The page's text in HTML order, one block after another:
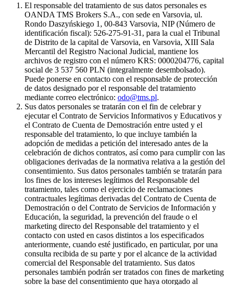
El responsable del tratamiento de sus datos personales es
OANDA TMS Brokers S.A., con sede en Varsovia, ul.
Rondo Daszyńskiego 1, 00-843 Varsovia, NIP (Número de
identificación fiscal): 526-275-91-31, para la cual el Tribunal
de Distrito de la capital de Varsovia, en Varsovia, XIII Sala
Mercantil del Registro Nacional Judicial, mantiene los
archivos de registro con el número KRS: 0000204776, capital
social de 3 537 560 PLN (integralmente desembolsado).
Puede ponerse en contacto con el responsable de protección
de datos designado por el responsable del tratamiento
mediante correo electrónico: odo@tms.pl.
Sus datos personales se tratarán con el fin de celebrar y
ejecutar el Contrato de Servicios Informativos y Educativos y
el Contrato de Cuenta de Demostración entre usted y el
responsable del tratamiento, lo que incluye también la
adopción de medidas a petición del interesado antes de la
celebración de dichos contratos, así como para cumplir con las
obligaciones derivadas de la normativa relativa a la gestión del
consentimiento. Sus datos personales también se tratarán para
los fines de los intereses legítimos del Responsable del
tratamiento, tales como el ejercicio de reclamaciones
contractuales legítimas derivadas del Contrato de Cuenta de
Demostración o del Contrato de Servicios de Información y
Educación, la seguridad, la prevención del fraude o el
marketing directo del Responsable del tratamiento y el
contacto con usted en casos distintos a los especificados
anteriormente, cuando esté justificado, en particular, por una
consulta recibida de su parte y por el alcance de la actividad
comercial del Responsable del tratamiento. Sus datos
personales también podrán ser tratados con fines de marketing
sobre la base del consentimiento que haya otorgado al